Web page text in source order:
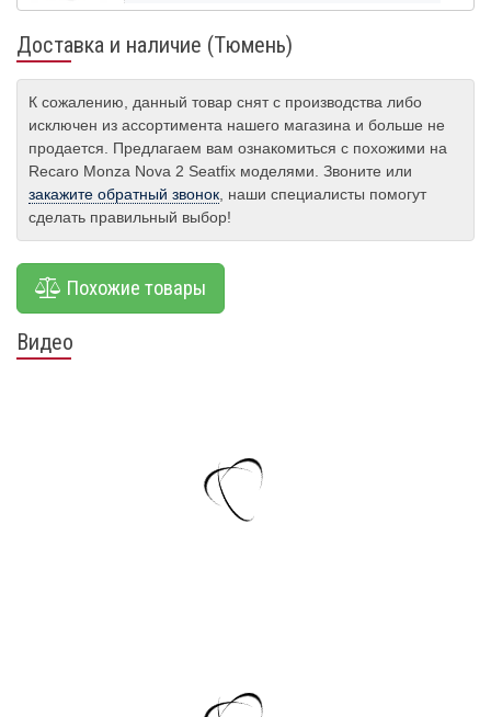
Доставка и наличие (Тюмень)
К сожалению, данный товар снят с производства либо
исключен из ассортимента нашего магазина и больше не
продается. Предлагаем вам ознакомиться с похожими на
Recaro Monza Nova 2 Seatfix моделями. Звоните или
закажите обратный звонок, наши специалисты помогут
сделать правильный выбор!
Похожие товары
Видео